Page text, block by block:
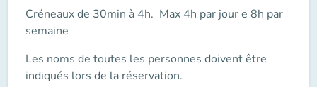
Créneaux de 30min à 4h. Max 4h par jour e 8h par
semaine
Les noms de toutes les personnes doivent être
indiqués lors de la réservation.